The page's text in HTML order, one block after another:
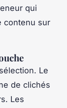
qui
contenu sur
Le
de clichés
Les